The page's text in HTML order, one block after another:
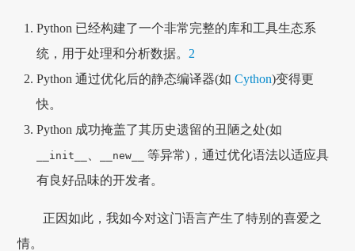
Python 已经构建了一个非常完整的库和工具生态系
统，用于处理和分析数据。 2
Python 通过优化后的静态编译器(如Cython)变得更
快。
Python 成功掩盖了其历史遗留的丑陋之处(如
__init__ __new__
等异常)，通过优化语法以适应具
有良好品味的开发者。
正因如此，我如今对这门语言产生了特别的喜爱之
情。